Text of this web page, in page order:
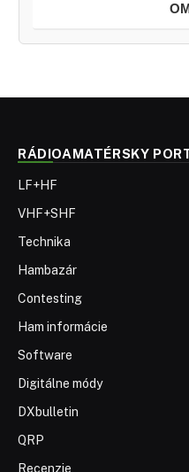
RÁDIOAMATÉRSKY
LF+HF
VHF+SHF
Technika
Hambazár
Contesting
Ham informácie
Software
Digitálne módy
DXbulletin
QRP
Recenzie